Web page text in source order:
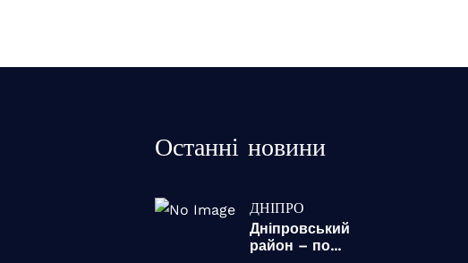
Останні новини
ДНІПРО
Дніпровський
район – по...